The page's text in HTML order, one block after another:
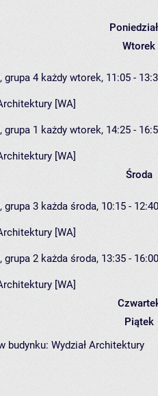
Wtorek
grupa 4 każdy wtorek, 11:05 -
[WA]
grupa 1 każdy wtorek, 14:25 -
[WA]
Środa
grupa 3 każda środa, 10:15 - 12:40
[WA]
grupa 2 każda środa, 13:35 - 16:00
[WA]
Piątek
budynku: Wydział Architektury